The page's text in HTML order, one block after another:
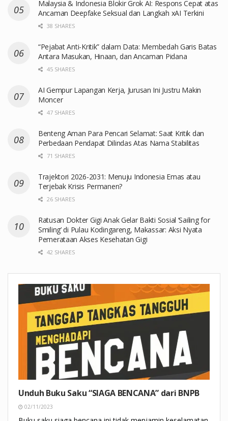
Malaysia & Indonesia Blokir Grok AI: Respons Cepat atas
Ancaman Deepfake Seksual dan Langkah xAI Terkini
38 SHARES
“Pejabat Anti-Kritik” dalam Data: Membedah Garis Batas
Antara Masukan, Hinaan, dan Ancaman Pidana
45 SHARES
AI Gempur Lapangan Kerja, Jurusan Ini Justru Makin
Moncer
47 SHARES
Benteng Aman Para Pencari Selamat: Saat Kritik dan
Perbedaan Pendapat Dilindas Atas Nama Stabilitas
71 SHARES
Trajektori 2026-2031: Menuju Indonesia Emas atau
Terjebak Krisis Permanen?
26 SHARES
Ratusan Dokter Gigi Anak Gelar Bakti Sosial ‘Sailing for
Smiling’ di Pulau Kodingareng, Makassar: Aksi Nyata
Pemerataan Akses Kesehatan Gigi
42 SHARES
Unduh Buku Saku “SIAGA BENCANA” dari BNPB
02/11/2023